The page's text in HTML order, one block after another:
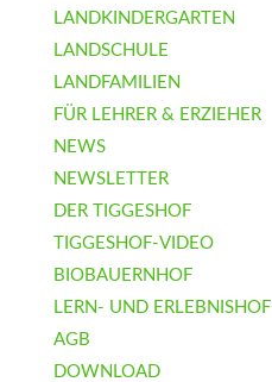
LANDKINDERGARTEN
LANDSCHULE
LANDFAMILIEN
FÜR LEHRER & ERZIEHER
NEWS
NEWSLETTER
DER TIGGESHOF
TIGGESHOF-VIDEO
BIOBAUERNHOF
LERN- UND ERLEBNISHOF
AGB
DOWNLOAD